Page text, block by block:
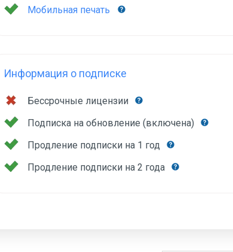
Мобильная печать
Информация о подписке
Бессрочные лицензии
Подписка на обновление (включена)
Продление подписки на 1 год
Продление подписки на 2 года